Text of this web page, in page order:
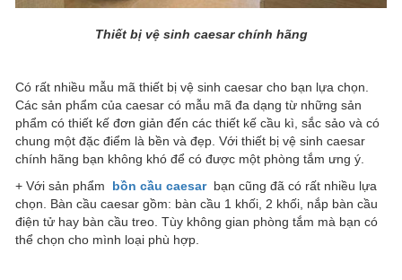
Thiết bị vệ sinh caesar chính hãng
Có rất nhiều mẫu mã thiết bị vệ sinh caesar cho bạn lựa chọn.
Các sản phẩm của caesar có mẫu mã đa dạng từ những sản
phẩm có thiết kế đơn giản đến các thiết kế cầu kì, sắc sảo và có
chung một đặc điểm là bền và đẹp. Với thiết bị vệ sinh caesar
chính hãng bạn không khó để có được một phòng tắm ưng ý.
+ Với sản phẩm bồn cầu caesarbạn cũng đã có rất nhiều lựa
chọn. Bàn cầu caesar gồm: bàn cầu 1 khối, 2 khối, nắp bàn cầu
điện tử hay bàn cầu treo. Tùy không gian phòng tắm mà bạn có
thể chọn cho mình loại phù hợp.